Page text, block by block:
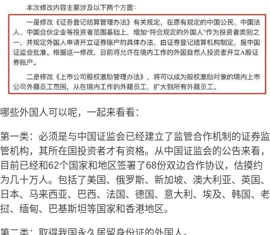
哪些外国人可以呢，一起来看看：
第一类：必须是与中国证监会已经建立了监管合作机制的证券监
管机构，其所在国投资者才有资格。从中国证监会的公告来看，
目前已经和62个国家和地区签署了68份双边合作协议，估摸约
为几十万人。 包括了美国、俄罗斯、新加坡、澳大利亚、英国、
日本、马来西亚、巴西、法国、德国、意大利、埃及、韩国、老
挝、缅甸、巴基斯坦等国家和香港地区。
第二类： 取得我国永久居留身份证的外国人。